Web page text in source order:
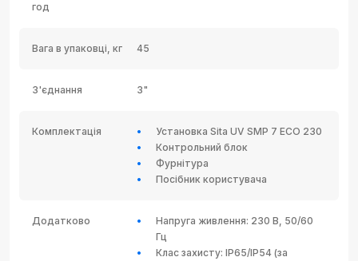
год
Вага в упаковці, кг 45
З'єднання 3"
Комплектація
Установка Sita UV SMP 7 ECO 230
Контрольний блок
Фурнітура
Посібник користувача
Додатково
Напруга живлення: 230 В, 50/60
Гц
Клас захисту: IP65/IP54 (за